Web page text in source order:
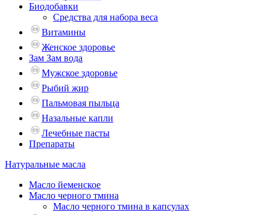
Биодобавки
Средства для набора веса
Витамины
Женское здоровье
Зам Зам вода
Мужское здоровье
Рыбий жир
Пальмовая пыльца
Назальные капли
Лечебные пасты
Препараты
Натуральные масла
Масло йеменское
Масло черного тмина
Масло черного тмина в капсулах